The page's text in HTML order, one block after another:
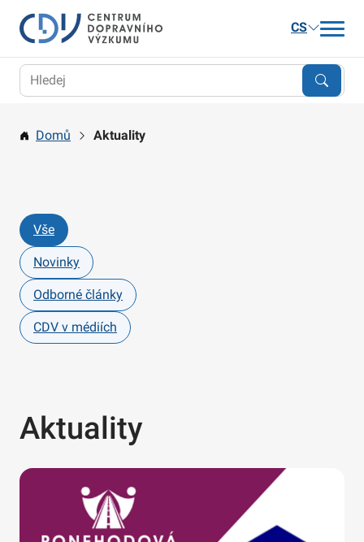
CS
Aktuality
Publikace a služby
O nás
Kontakt
Domů Aktuality
Vše
Novinky
Odborné články
CDV v médiích
Aktuality